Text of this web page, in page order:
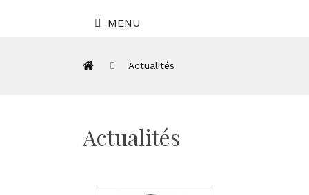
MENU
Actualités
Actualités